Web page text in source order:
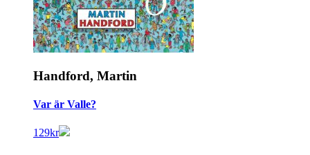
Handford, Martin
Var är Valle?
129kr